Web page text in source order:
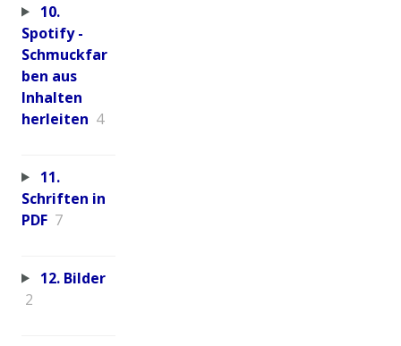
10.
Spotify -
Schmuckfar
ben aus
Inhalten
herleiten 4
11.
Schriften in
PDF 7
12. Bilder
2